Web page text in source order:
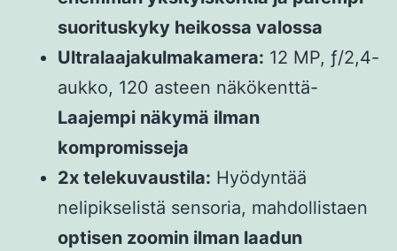
suorituskyky heikossa valossa
Ultralaajakulmakamera: 12 MP, ƒ/2,4-
aukko, 120 asteen näkökenttä-
Laajempi näkymä ilman
kompromisseja
2x telekuvaustila: Hyödyntää
nelipikselistä sensoria, mahdollistaen
optisen zoomin ilman laadun